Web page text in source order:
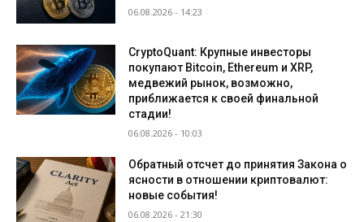
06.08.2026 - 14:23
CryptoQuant: Крупные инвесторы
покупают Bitcoin, Ethereum и XRP,
медвежий рынок, возможно,
приближается к своей финальной
стадии!
06.08.2026 - 10:03
Обратный отсчет до принятия Закона о
ясности в отношении криптовалют:
новые события!
06.08.2026 - 21:30